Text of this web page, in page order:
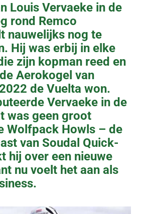
Louis Vervaeke in de
rond Remco
nauwelijks nog te
Hij was erbij in elke
zijn kopman reed en
Aerokogel van
de Vuelta won.
Vervaeke in de
was geen groot
Wolfpack Howls – de
van Soudal Quick-
hij over een nieuwe
nu voelt het aan als